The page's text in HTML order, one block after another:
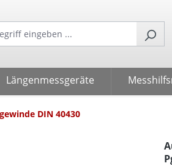
Längenmessgeräte
DIN 40430